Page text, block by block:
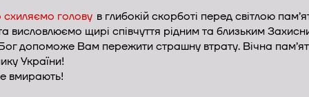
схиляємо голову в глибокій скорботі перед світлою
висловлюємо щирі співчуття рідним та близьким
допоможе Вам пережити страшну втрату. Вічна
України!
вмирають!